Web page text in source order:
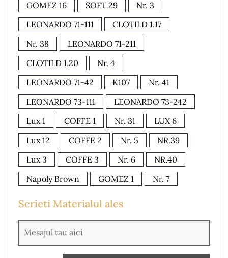
GOMEZ 16
SOFT 29
Nr. 3
LEONARDO 71-111
CLOTILD 1.17
Nr. 38
LEONARDO 71-211
CLOTILD 1.20
Nr. 4
LEONARDO 71-42
K107
Nr. 41
LEONARDO 73-111
LEONARDO 73-242
Lux 1
COFFE 1 Nr. 31
LUX 6
Lux 12
COFFE 2 Nr. 5
NR.39
Lux 3
COFFE 3 Nr. 6
NR.40
Napoly Brown
GOMEZ 1 Nr. 7
Scrieti Materialul ales